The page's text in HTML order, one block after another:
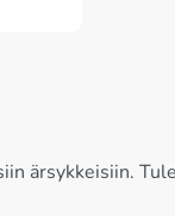
ärsykkeisiin.